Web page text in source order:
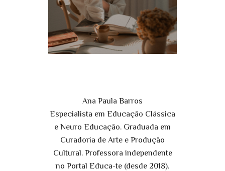
Ana Paula Barros
Especialista em Educação Clássica
e Neuro Educação. Graduada em
Curadoria de Arte e Produção
Cultural. Professora independente
no Portal Educa-te (desde 2018).